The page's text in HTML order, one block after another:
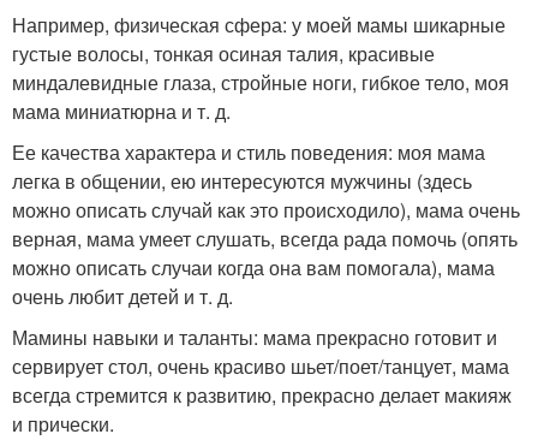
Например, физическая сфера: у моей мамы шикарные
густые волосы, тонкая осиная талия, красивые
миндалевидные глаза, стройные ноги, гибкое тело, моя
мама миниатюрна и т. д.
Ее качества характера и стиль поведения: моя мама
легка в общении, ею интересуются мужчины (здесь
можно описать случай как это происходило), мама очень
верная, мама умеет слушать, всегда рада помочь (опять
можно описать случаи когда она вам помогала), мама
очень любит детей и т. д.
Мамины навыки и таланты: мама прекрасно готовит и
сервирует стол, очень красиво шьет/поет/танцует, мама
всегда стремится к развитию, прекрасно делает макияж
и прически.